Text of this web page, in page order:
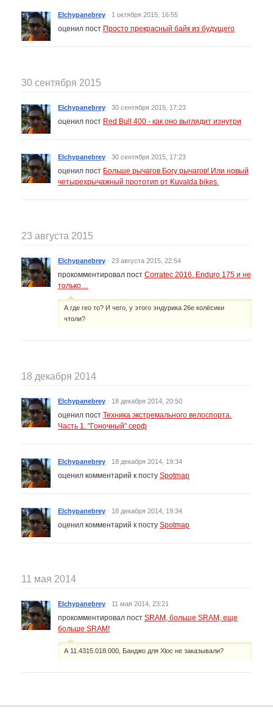
Elchypanebrey · 1 октября 2015, 16:55
оценил пост Просто прекрасный байк из будущего
30 сентября 2015
Elchypanebrey · 30 сентября 2015, 17:23
оценил пост Red Bull 400 - как оно выглядит изнутри
Elchypanebrey · 30 сентября 2015, 17:23
оценил пост Больше рычагов Богу рычагов! Или новый
четырехрычажный прототип от Kuvalda bikes.
23 августа 2015
Elchypanebrey · 23 августа 2015, 22:54
прокомментировал пост Corratec 2016. Enduro 175 и не
только…
А где гео то? И чего, у этого эндурика 26е колёсики
чтоли?
18 декабря 2014
Elchypanebrey · 18 декабря 2014, 20:50
оценил пост Техника экстремального велоспорта.
Часть 1. "Гоночный" серф
Elchypanebrey · 18 декабря 2014, 19:34
оценил комментарий к посту Spotmap
Elchypanebrey · 18 декабря 2014, 19:34
оценил комментарий к посту Spotmap
11 мая 2014
Elchypanebrey · 11 мая 2014, 23:21
прокомментировал пост SRAM, больше SRAM, еще
больше SRAM!
А 11.4315.018.000, Банджо для Xloc не заказывали?